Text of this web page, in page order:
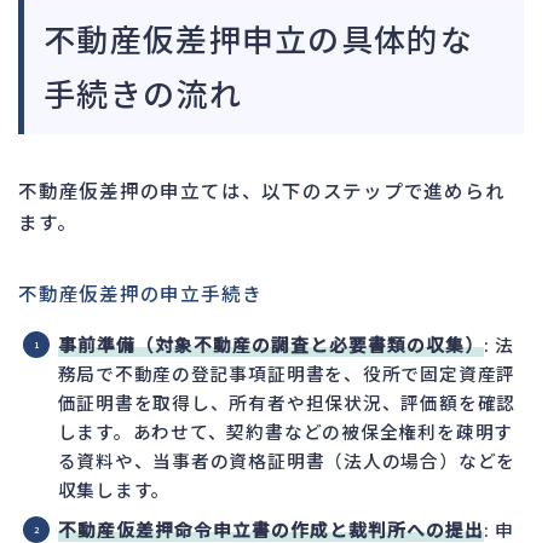
不動産仮差押申立の具体的な
手続きの流れ
不動産仮差押の申立ては、以下のステップで進められ
ます。
不動産仮差押の申立手続き
事前準備（対象不動産の調査と必要書類の収集）: 法
務局で不動産の登記事項証明書を、役所で固定資産評
価証明書を取得し、所有者や担保状況、評価額を確認
します。あわせて、契約書などの被保全権利を疎明す
る資料や、当事者の資格証明書（法人の場合）などを
収集します。
不動産仮差押命令申立書の作成と裁判所への提出: 申